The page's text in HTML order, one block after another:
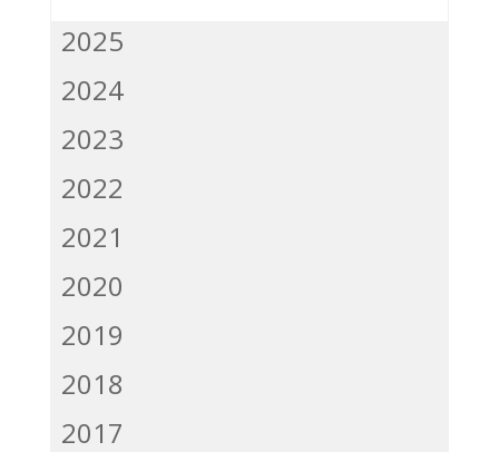
2025
2024
2023
2022
2021
2020
2019
2018
2017